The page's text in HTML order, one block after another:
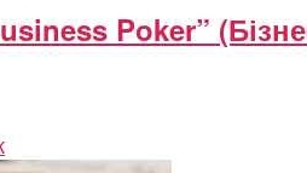
Poker”